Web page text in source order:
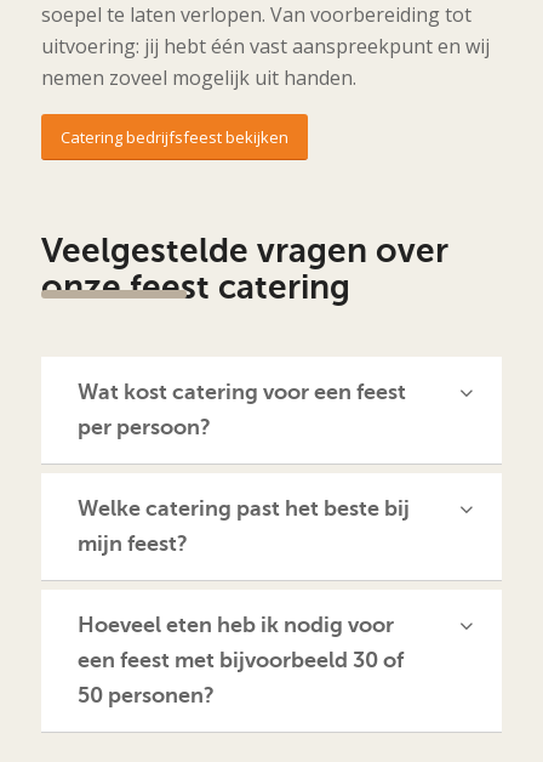
soepel te laten verlopen. Van voorbereiding tot
uitvoering: jij hebt één vast aanspreekpunt en wij
nemen zoveel mogelijk uit handen.
Catering bedrijfsfeest bekijken
Veelgestelde vragen over
onze feest catering
Wat kost catering voor een feest
per persoon?
Welke catering past het beste bij
mijn feest?
Hoeveel eten heb ik nodig voor
een feest met bijvoorbeeld 30 of
50 personen?